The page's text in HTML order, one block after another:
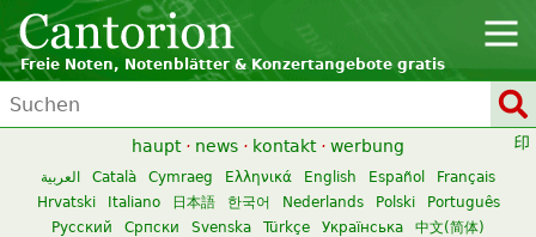
Freie Noten, Notenblätter & Konzertangebote gratis
haupt · news · kontakt · werbung
العربية Català Cymraeg Ελληνικά English Español
Français
Hrvatski
Italiano 日本語 한국어 Nederlands Polski
Português
Русский
Српски Svenska Türkçe Українська 中文(简体)